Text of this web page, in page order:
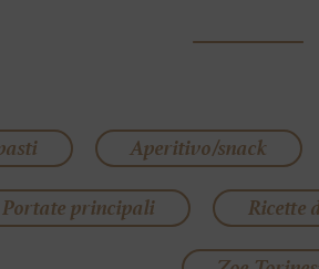
Aperitivo/snack
Portate principali
Ricette